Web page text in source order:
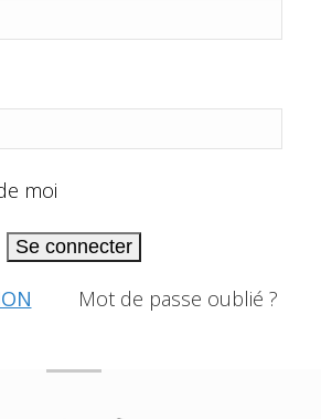
moi
Se connecter
Mot de passe oublié ?